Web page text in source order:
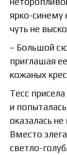
ярко-синему
чуть не
– Большой
приглашая
кожаных
Тесс
и
оказалась
Вместо
светло-